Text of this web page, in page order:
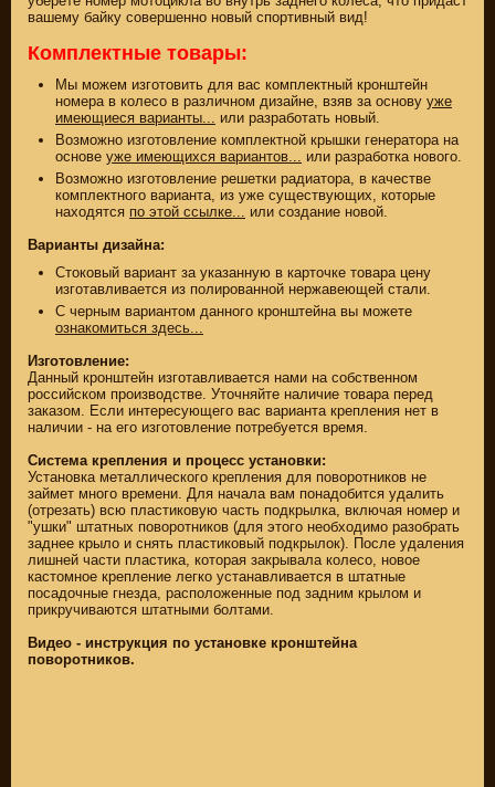
вашему байку совершенно новый спортивный вид!
Комплектные товары:
Мы можем изготовить для вас комплектный кронштейн
номера в колесо в различном дизайне, взяв за основу уже
имеющиеся варианты... или разработать новый.
Возможно изготовление комплектной крышки генератора на
основе уже имеющихся вариантов... или разработка нового.
Возможно изготовление решетки радиатора, в качестве
комплектного варианта, из уже существующих, которые
находятся по этой ссылке... или создание новой.
Варианты дизайна:
Стоковый вариант за указанную в карточке товара цену
изготавливается из полированной нержавеющей стали.
С черным вариантом данного кронштейна вы можете
ознакомиться здесь...
Изготовление:
Данный кронштейн изготавливается нами на собственном
российском производстве. Уточняйте наличие товара перед
заказом. Если интересующего вас варианта крепления нет в
наличии - на его изготовление потребуется время.
Система крепления и процесс установки:
Установка металлического крепления для поворотников не
займет много времени. Для начала вам понадобится удалить
(отрезать) всю пластиковую часть подкрылка, включая номер и
"ушки" штатных поворотников (для этого необходимо разобрать
заднее крыло и снять пластиковый подкрылок). После удаления
лишней части пластика, которая закрывала колесо, новое
кастомное крепление легко устанавливается в штатные
посадочные гнезда, расположенные под задним крылом и
прикручиваются штатными болтами.
Видео - инструкция по установке кронштейна
поворотников.
ЗАПЧАСТИ НОВЫЕ
ЗАПЧАСТИ CUSTOM
ЗАПЧАСТИ Б/У
(495)647-83-43
ТОВАРОВ
СКИДКА ДО -22%
НА MEGAZIP.ru
категориям
ПОДАРКИ И
СУВЕНИРЫ
РОССИЙСКОЕ
Свежие
поступления
Оплата и доставка
ПОЛЕЗНОЕ
Видео обзоры
Видео инструкции
О НАС
СКИДКА ДО -22%
C109R / VLR1800
M90 / VZ1500
C90 / VL1500
M50 / VZ800
C50 / VL800
SUZUKI
СКИДКА ДО -22%
НА MEGAZIP.ru
C109R / VLR1800